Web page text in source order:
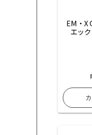
EM・X
エッ